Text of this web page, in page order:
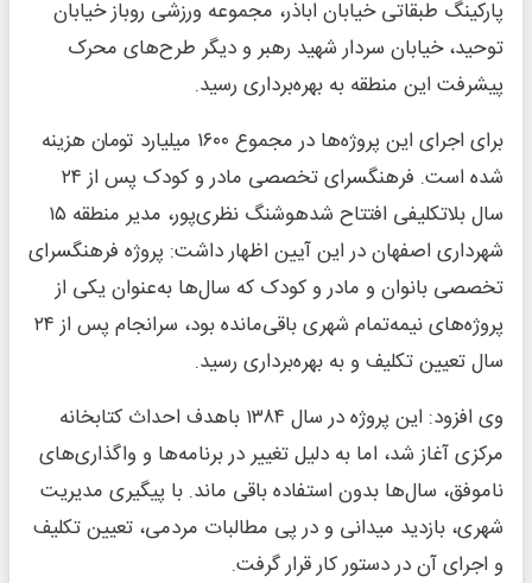
پارکینگ طبقاتی خیابان اباذر، مجموعه ورزشی روباز خیابان
توحید، خیابان سردار شهید رهبر و دیگر طرح‌های محرک
پیشرفت این منطقه به بهره‌برداری رسید.
برای اجرای این پروژه‌ها در مجموع ۱۶۰۰ میلیارد تومان هزینه
شده است. فرهنگسرای تخصصی مادر و کودک پس از ۲۴
سال بلاتکلیفی افتتاح شدهوشنگ نظری‌پور، مدیر منطقه ۱۵
شهرداری اصفهان در این آیین اظهار داشت: پروژه فرهنگسرای
تخصصی بانوان و مادر و کودک که سال‌ها به‌عنوان یکی از
پروژه‌های نیمه‌تمام شهری باقی‌مانده بود، سرانجام پس از ۲۴
سال تعیین تکلیف و به بهره‌برداری رسید.
وی افزود: این پروژه در سال ۱۳۸۴ باهدف احداث کتابخانه
مرکزی آغاز شد، اما به دلیل تغییر در برنامه‌ها و واگذاری‌های
ناموفق، سال‌ها بدون استفاده باقی ماند. با پیگیری مدیریت
شهری، بازدید میدانی و در پی مطالبات مردمی، تعیین تکلیف
و اجرای آن در دستور کار قرار گرفت.